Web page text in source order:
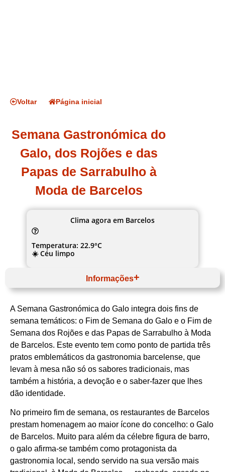
Voltar Página inicial
Semana Gastronómica do
Galo, dos Rojões e das
Papas de Sarrabulho à
Moda de Barcelos
A Semana Gastronómica do Galo integra dois fins de
semana temáticos: o Fim de Semana do Galo e o Fim de
Semana dos Rojões e das Papas de Sarrabulho à Moda
de Barcelos. Este evento tem como ponto de partida três
pratos emblemáticos da gastronomia barcelense, que
levam à mesa não só os sabores tradicionais, mas
também a história, a devoção e o saber-fazer que lhes
dão identidade.
No primeiro fim de semana, os restaurantes de Barcelos
prestam homenagem ao maior ícone do concelho: o Galo
de Barcelos. Muito para além da célebre figura de barro,
o galo afirma-se também como protagonista da
gastronomia local, sendo servido na sua versão mais
Clima agora em Barcelos
Temperatura: 22.9°C
☀️ Céu limpo
Informações
Norte
Cávado
Barcelos
CM Barcelos
Galo, rojões e papas de sarrabulho